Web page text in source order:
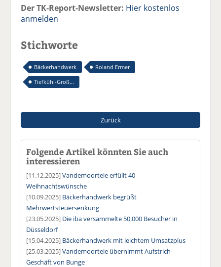
Der TK-Report-Newsletter: Hier kostenlos
anmelden
Stichworte
Bäckerhandwerk
Roland Ermer
Tiefkühl-Groß...
Zurück
Folgende Artikel könnten Sie auch
interessieren
[11.12.2025]Vandemoortele erfüllt 40
Weihnachtswünsche
[10.09.2025] Bäckerhandwerk begrüßt
Mehrwertsteuersenkung
[23.05.2025] Die iba versammelte 50.000 Besucher in
Düsseldorf
[15.04.2025] Bäckerhandwerk mit leichtem Umsatzplus
[25.03.2025]Vandemoortele übernimmt Aufstrich-
Geschäft von Bunge